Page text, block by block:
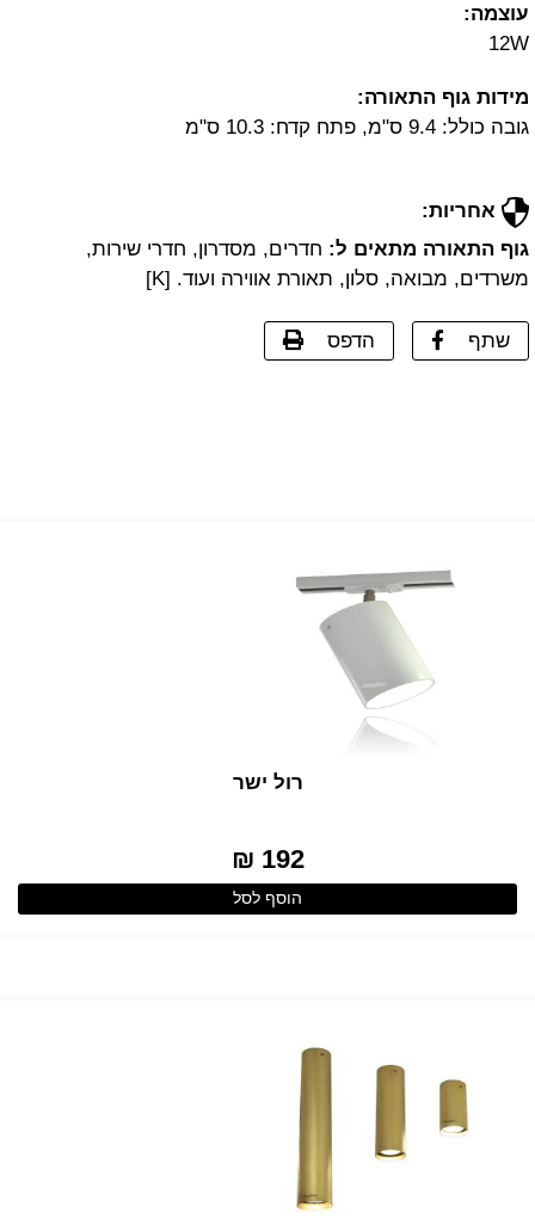
עוצמה:
12W
מידות גוף התאורה:
גובה כולל: 9.4 ס"מ, פתח קדח: 10.3 ס"מ
אחריות:
גוף התאורה מתאים ל: חדרים, מסדרון, חדרי שירות,
משרדים, מבואה, סלון, תאורת אווירה ועוד. [K]
שתף הדפס
רול ישר
192 ₪
הוסף לסל